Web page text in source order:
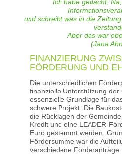
Ich habe gedacht:
und schreibt was in die
Aber das war
(Jana
FINANZIERUNG
FÖRDERUNG UND
Die unterschiedlichen
finanzielle Unterstützung der
essenzielle Grundlage für
schwere Projekt. Die
die Rücklagen der
Kredit und eine LEADER-
Euro gestemmt werden.
Fördersumme war die
verschiedene Förderanträge.